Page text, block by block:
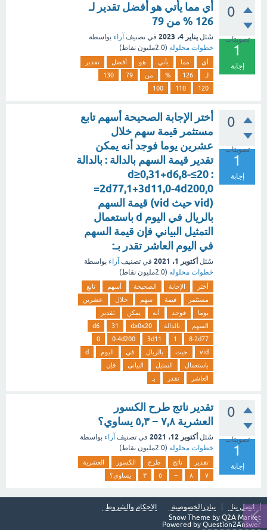
0
تصويتات
1
إجابة
أي مما يأتي هو أفضل تقدير لـ
126 % من 79
سُئل يناير 4، 2023 في تصنيف آراء بواسطة
خطوات محلوله (2.0مليون نقاط)
أي مما يأتي هو أفضل
تقدير
لـ
126
% من 79
130
120
110
100
0
تصويتات
1
إجابة
أختر الإجابة الصحيحة أسهم تابع
مستثمر قيمة سهم خلال
عشرين يوما فوجد أنه يمكن
تقدير قيمة السهم بالدالة : بالدالة
: 20≥d≥0,31+d6,8-
2d77,1+3d11,0-4d200,0=
(vid حيث vid) قيمة السهم
بالريال في اليوم d باستعمال
التمثيل البياني فإن قيمة السهم
في اليوم العاشر تقدر بـ:
سُئل أكتوبر 1، 2021 في تصنيف آراء بواسطة
خطوات محلوله (2.0مليون نقاط)
أختر الإجابة الصحيحة أسهم
تابع
مستثمر
قيمة سهم خلال
عشرين
يوما
فوجد أنه يمكن
تقدير
السهم
بالدالة 20≥d≥0
31
d6
8-2d77
1
3d11
0-4d200
0
vid
حيث بالريال في اليوم
d
باستعمال
التمثيل البياني
فإن
العاشر
تقدر بـ
0
تصويتات
1
إجابة
تقدير ناتج طرح الكسور
العشرية ٧,٨ − ٥,٣ يساوي؟
سُئل أكتوبر 12، 2021 في تصنيف آراء بواسطة
خطوات محلوله (2.0مليون نقاط)
تقدير ناتج طرح الكسور
العشرية
٧
٨ − ٥ ٣ يساوي؟
اتصل بنا بيان الخصوصية
الاحكام والشروط
Snow Theme by Q2A Market
Powered by Question2Answer